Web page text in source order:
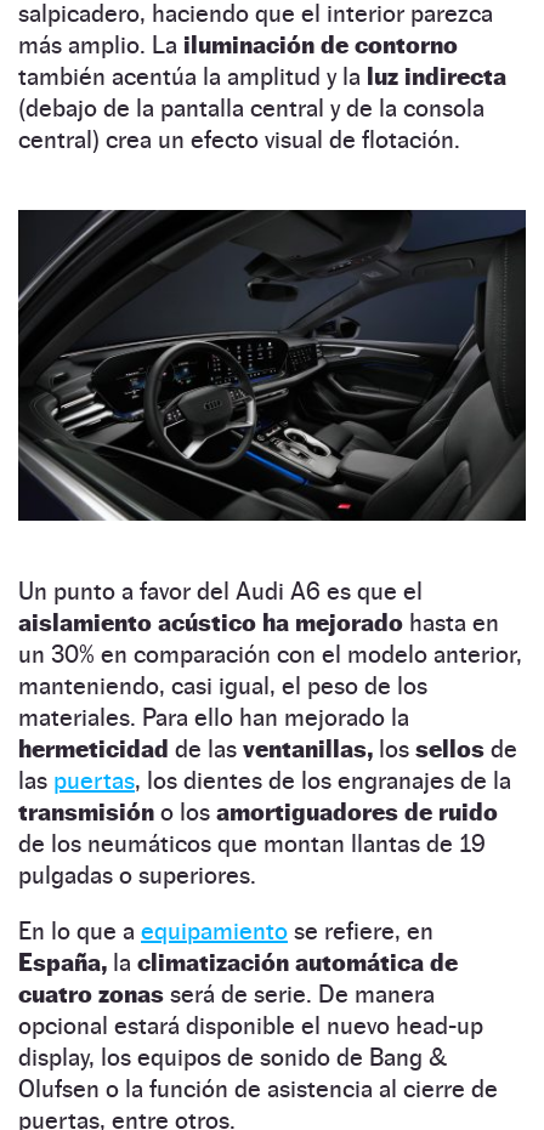
salpicadero, haciendo que el interior parezca
más amplio. La iluminación de contorno
también acentúa la amplitud y la luz indirecta
(debajo de la pantalla central y de la consola
central) crea un efecto visual de flotación.
Un punto a favor del Audi A6 es que el
aislamiento acústico ha mejorado hasta en
un 30% en comparación con el modelo anterior,
manteniendo, casi igual, el peso de los
materiales. Para ello han mejorado la
hermeticidad de las ventanillas, los sellos de
las puertas, los dientes de los engranajes de la
transmisión o los amortiguadores de ruido
de los neumáticos que montan llantas de 19
pulgadas o superiores.
En lo que a equipamiento se refiere, en
España, la climatización automática de
cuatro zonas será de serie. De manera
opcional estará disponible el nuevo head-up
display, los equipos de sonido de Bang &
Olufsen o la función de asistencia al cierre de
puertas, entre otros.